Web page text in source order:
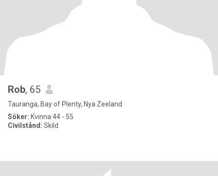
Rob, 65
Tauranga, Bay of Plenty, Nya Zeeland
Söker: Kvinna 44 - 55
Civilstånd: Skild